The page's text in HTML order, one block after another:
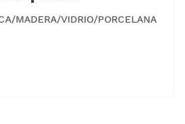
MADERA/VIDRIO/PORCELANA